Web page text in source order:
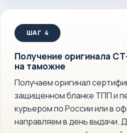
Получение оригинала
на таможне
Получаем оригинал
защищенном бланке ТПП и
курьером по России или в
направляем в день выдачи.